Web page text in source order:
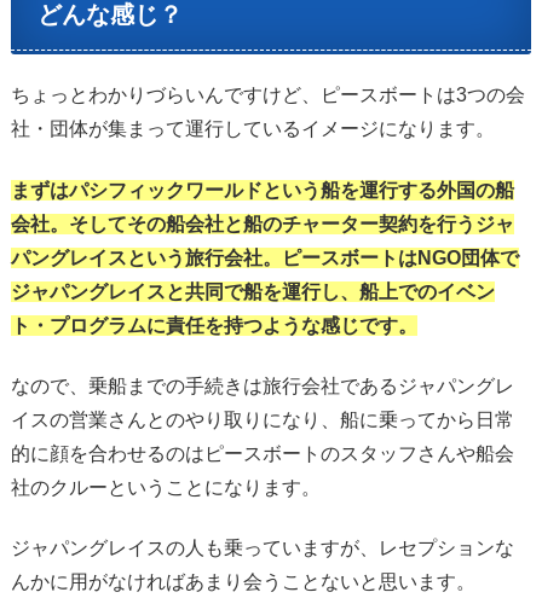
どんな感じ？
ちょっとわかりづらいんですけど、ピースボートは3つの会
社・団体が集まって運行しているイメージになります。
まずはパシフィックワールドという船を運行する外国の船
会社。そしてその船会社と船のチャーター契約を行うジャ
パングレイスという旅行会社。ピースボートはNGO団体で
ジャパングレイスと共同で船を運行し、船上でのイベン
ト・プログラムに責任を持つような感じです。
なので、乗船までの手続きは旅行会社であるジャパングレ
イスの営業さんとのやり取りになり、船に乗ってから日常
的に顔を合わせるのはピースボートのスタッフさんや船会
社のクルーということになります。
ジャパングレイスの人も乗っていますが、レセプションな
んかに用がなければあまり会うことないと思います。